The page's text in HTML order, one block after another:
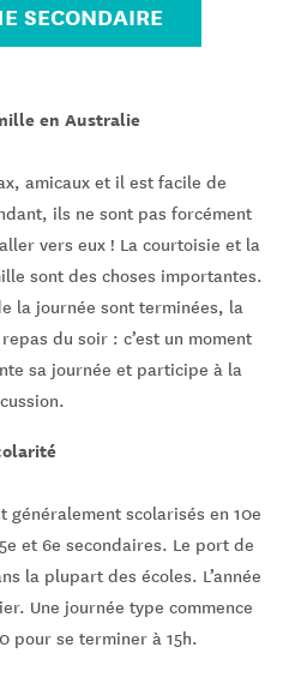
SECONDAIRE
en Australie
amicaux et il est facile de
ils ne sont pas forcément
vers eux ! La courtoisie et la
sont des choses importantes.
la journée sont terminées, la
du soir : c’est un moment
sa journée et participe à la
généralement scolarisés en 10e
et 6e secondaires. Le port de
la plupart des écoles. L’année
Une journée type commence
pour se terminer à 15h.